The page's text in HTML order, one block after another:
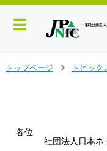
トップページ
トピック
各位
社団法人日本ネ